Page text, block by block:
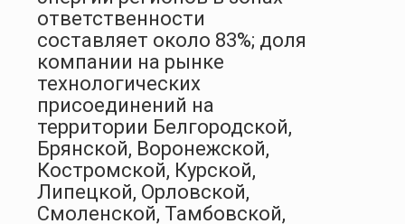
ответственности
составляет около 83%; доля
компании на рынке
технологических
присоединений на
территории Белгородской,
Брянской, Воронежской,
Костромской, Курской,
Липецкой, Орловской,
Смоленской, Тамбовской,